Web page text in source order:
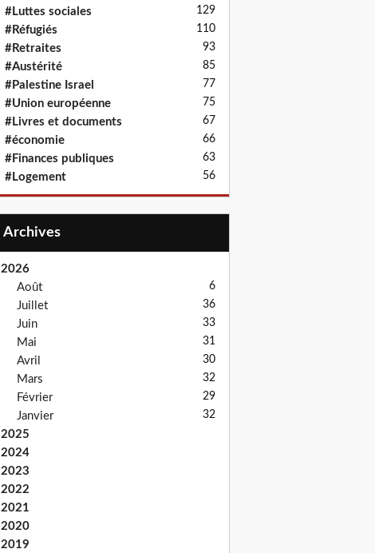
#Luttes sociales 129
#Réfugiés 110
#Retraites 93
#Austérité 85
#Palestine Israel 77
#Union européenne 75
#Livres et documents 67
#économie 66
#Finances publiques 63
#Logement 56
Archives
2026
Août
6
Juillet 36
Juin 33
Mai 31
Avril 30
Mars 32
Février 29
Janvier 32
2025
2024
2023
2022
2021
2020
2019